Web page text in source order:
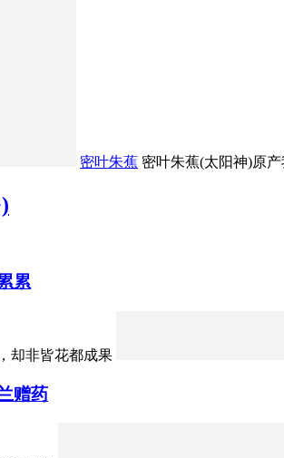
密叶朱蕉 密叶朱蕉(太阳神)原产
累
却非皆花都成果
赠药